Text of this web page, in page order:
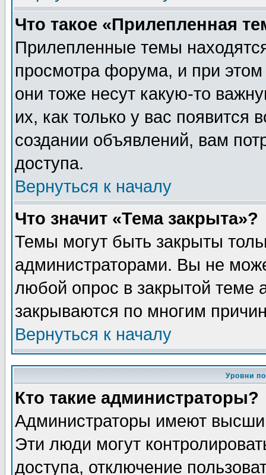
Что такое «Прилепленная
Прилепленные темы
просмотра форума, и при
они тоже несут какую-то
их, как только у вас появится
создании объявлений, вам
доступа.
Вернуться к началу
Что значит «Тема закрыта»?
Темы могут быть закрыты
администраторами. Вы не
любой опрос в закрытой теме
закрываются по многим
Вернуться к началу
Уровни
Кто такие администраторы?
Администраторы имеют
Эти люди могут
доступа, отключение